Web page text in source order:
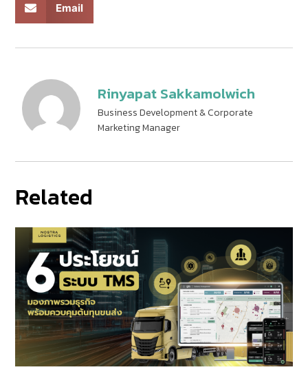
Email
Rinyapat Sakkamolwich
Business Development & Corporate
Marketing Manager
Related